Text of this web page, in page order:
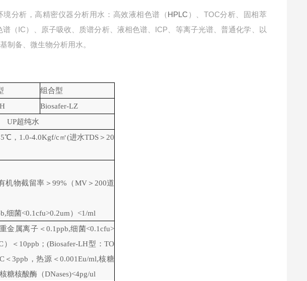
析，高精密仪器分析用水：高效液相色谱（HPLC ）、 TOC分析、固相萃
谱（IC）、原子吸收、质谱分析、液相色谱、 ICP 、等离子光谱、普通化学、以
制备、微生物分析用水。
组合型
Biosafer-LZ
UP超纯水
，1.0-4.0Kgf/c㎡(进水TDS ＞20
机物截留率＞99%（MV＞200道
细菌<0.1cfu>0.2um）<1/ml
金属离子＜0.1ppb,细菌<0.1cfu>
）＜10ppb；(Biosafer-LH型 ：TO
＜3ppb，热源＜0.001Eu/ml,核糖
糖核酸酶（DNases)<4pg/ul